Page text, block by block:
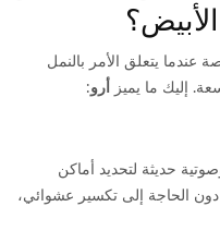
يتعلق الأمر بالنمل
إليك ما يميز
أرو:
حديثة لتحديد أماكن
الحاجة إلى تكسير عشوائي،